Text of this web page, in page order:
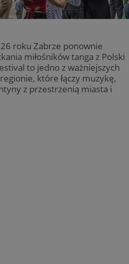
roku Zabrze ponownie
miłośników tanga z Polski
to jedno z ważniejszych
które łączy muzykę,
z przestrzenią miasta i